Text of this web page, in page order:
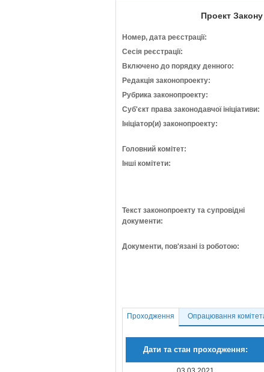
Проект
Номер, дата реєстрації:
Сесія реєстрації:
Включено до порядку денного:
Редакція законопроекту:
Рубрика законопроекту:
Суб'єкт права законодавчої ініціативи:
Ініціатор(и) законопроекту:
Головний комітет:
Інші комітети:
Текст законопроекту та супровідні
документи:
Документи, пов'язані із роботою:
Проходження Опрацювання
Дати та стан проходження: